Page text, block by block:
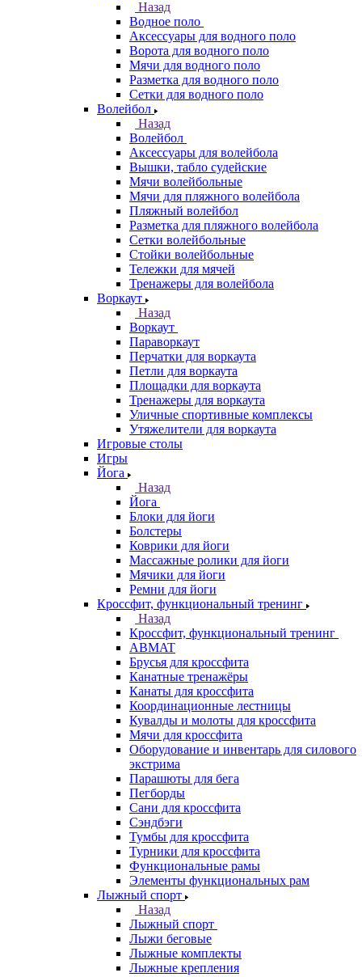
Назад
Водное поло
Аксессуары для водного поло
Ворота для водного поло
Мячи для водного поло
Разметка для водного поло
Сетки для водного поло
Волейбол
Назад
Волейбол
Аксессуары для волейбола
Вышки, табло судейские
Мячи волейбольные
Мячи для пляжного волейбола
Пляжный волейбол
Разметка для пляжного волейбола
Сетки волейбольные
Стойки волейбольные
Тележки для мячей
Тренажеры для волейбола
Воркаут
Назад
Воркаут
Параворкаут
Перчатки для воркаута
Петли для воркаута
Площадки для воркаута
Тренажеры для воркаута
Уличные спортивные комплексы
Утяжелители для воркаута
Игровые столы
Игры
Йога
Назад
Йога
Блоки для йоги
Болстеры
Коврики для йоги
Массажные ролики для йоги
Мячики для йоги
Ремни для йоги
Кроссфит, функциональный тренинг
Назад
Кроссфит, функциональный тренинг
ABMAT
Брусья для кроссфита
Канатные тренажёры
Канаты для кроссфита
Координационные лестницы
Кувалды и молоты для кроссфита
Мячи для кроссфита
Оборудование и инвентарь для силового
экстрима
Парашюты для бега
Пегборды
Сани для кроссфита
Сэндбэги
Тумбы для кроссфита
Турники для кроссфита
Функциональные рамы
Элементы функциональных рам
Лыжный спорт
Назад
Лыжный спорт
Лыжи беговые
Лыжные комплекты
Лыжные крепления